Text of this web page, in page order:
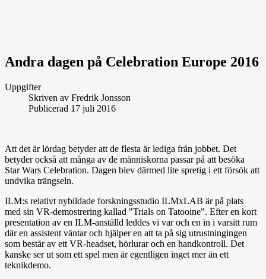
Andra dagen på Celebration Europe 2016
Uppgifter
Skriven av Fredrik Jonsson
Publicerad 17 juli 2016
Att det är lördag betyder att de flesta är lediga från jobbet. Det
betyder också att många av de människorna passar på att besöka
Star Wars Celebration. Dagen blev därmed lite spretig i ett försök att
undvika trängseln.
ILM:s relativt nybildade forskningsstudio ILMxLAB är på plats
med sin VR-demostrering kallad "Trials on Tatooine". Efter en kort
presentation av en ILM-anställd leddes vi var och en in i varsitt rum
där en assistent väntar och hjälper en att ta på sig utrustningingen
som består av ett VR-headset, hörlurar och en handkontroll. Det
kanske ser ut som ett spel men är egentligen inget mer än ett
teknikdemo.